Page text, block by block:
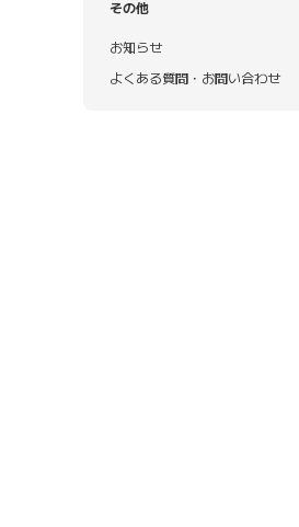
その他
お知らせ
よくある質問・お問い合わせ